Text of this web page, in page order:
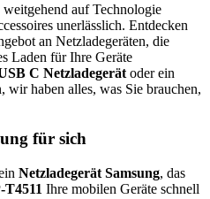
auf Technologie
unerlässlich. Entdecken
an Netzladegeräten, die
Laden für Ihre Geräte
C Netzladegerät oder ein
wir haben alles, was Sie brauchen,
für sich
Netzladegerät Samsung, das
T4511 Ihre mobilen Geräte schnell